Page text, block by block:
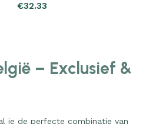
€32.33
– Exclusief &
je de perfecte combinatie van